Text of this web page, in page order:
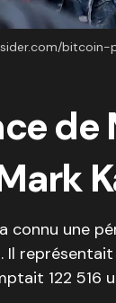
de
connu une
Il
122 516